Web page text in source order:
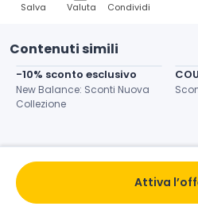
Salva Valuta Condividi
Contenuti simili
-10% sconto esclusivo
New Balance: Sconti Nuova
Collezione
Attiva